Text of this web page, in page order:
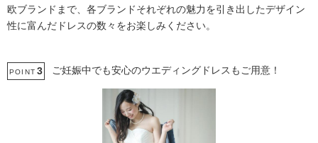
欧ブランドまで、各ブランドそれぞれの魅力を引き出したデザイン
性に富んだドレスの数々をお楽しみください。
POINT 3 ご妊娠中でも安心のウエディングドレスもご用意！